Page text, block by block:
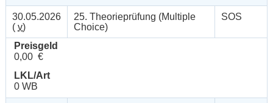
30.05.2026
( v)
25. Theorieprüfung (Multiple
Choice)
SOS
Preisgeld
0,00 €
LKL/Art
0 WB